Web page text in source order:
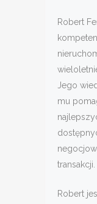
Robert
Jego
mu
transakcji.
Robert